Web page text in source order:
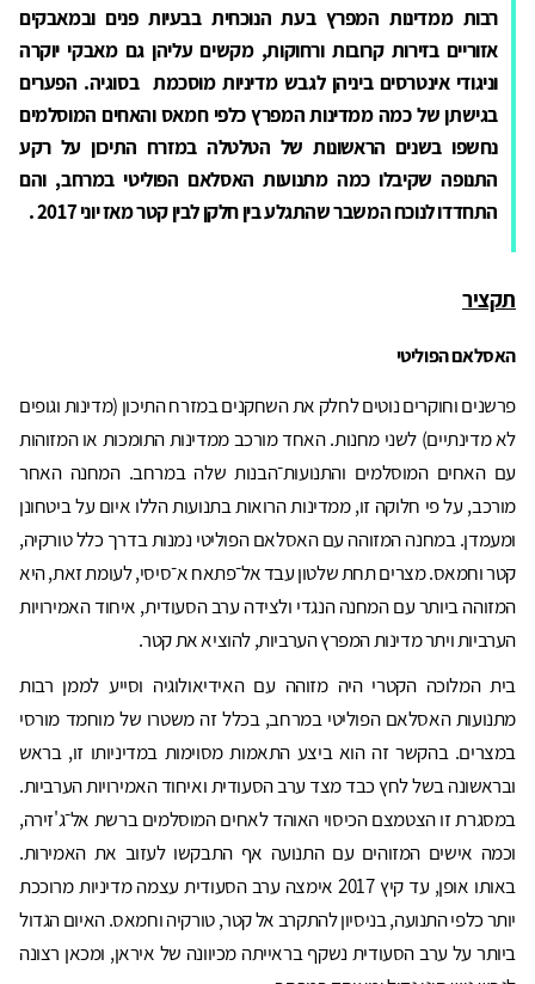
רבות ממדינות המפרץ בעת הנוכחית בבעיות פנים ובמאבקים
אזוריים בזירות קרובות ורחוקות, מקשים עליהן גם מאבקי יוקרה
וניגודי אינטרסים ביניהן לגבש מדיניות מוסכמת בסוגיה. הפערים
בגישתן של כמה ממדינות המפרץ כלפי חמאס והאחים המוסלמים
נחשפו בשנים הראשונות של הטלטלה במזרח התיכון על רקע
התנופה שקיבלו כמה מתנועות האסלאם הפוליטי במרחב, והם
התחדדו לנוכח המשבר שהתגלע בין חלקן לבין קטר מאז יוני 2017 .
תקציר
האסלאם הפוליטי
פרשנים וחוקרים נוטים לחלק את השחקנים במזרח התיכון (מדינות וגופים
לא מדינתיים) לשני מחנות. האחד מורכב ממדינות התומכות או המזוהות
עם האחים המוסלמים והתנועות־הבנות שלה במרחב. המחנה האחר
מורכב, על פי חלוקה זו, ממדינות הרואות בתנועות הללו איום על ביטחונן
ומעמדן. במחנה המזוהה עם האסלאם הפוליטי נמנות בדרך כלל טורקיה,
קטר וחמאס. מצרים תחת שלטון עבד אל־פתאח א־סיסי, לעומת זאת, היא
המזוהה ביותר עם המחנה הנגדי ולצידה ערב הסעודית, איחוד האמירויות
הערביות ויתר מדינות המפרץ הערביות, להוציא את קטר.
בית המלוכה הקטרי היה מזוהה עם האידיאולוגיה וסייע לממן רבות
מתנועות האסלאם הפוליטי במרחב, בכלל זה משטרו של מוחמד מורסי
במצרים. בהקשר זה הוא ביצע התאמות מסוימות במדיניותו זו, בראש
ובראשונה בשל לחץ כבד מצד ערב הסעודית ואיחוד האמירויות הערביות.
במסגרת זו הצטמצם הכיסוי האוהד לאחים המוסלמים ברשת אל־ג'זירה,
וכמה אישים המזוהים עם התנועה אף התבקשו לעזוב את האמירות.
באותו אופן, עד קיץ 2017 אימצה ערב הסעודית עצמה מדיניות מרוככת
יותר כלפי התנועה, בניסיון להתקרב אל קטר, טורקיה וחמאס. האיום הגדול
ביותר על ערב הסעודית נשקף בראייתה מכיוונה של איראן, ומכאן רצונה